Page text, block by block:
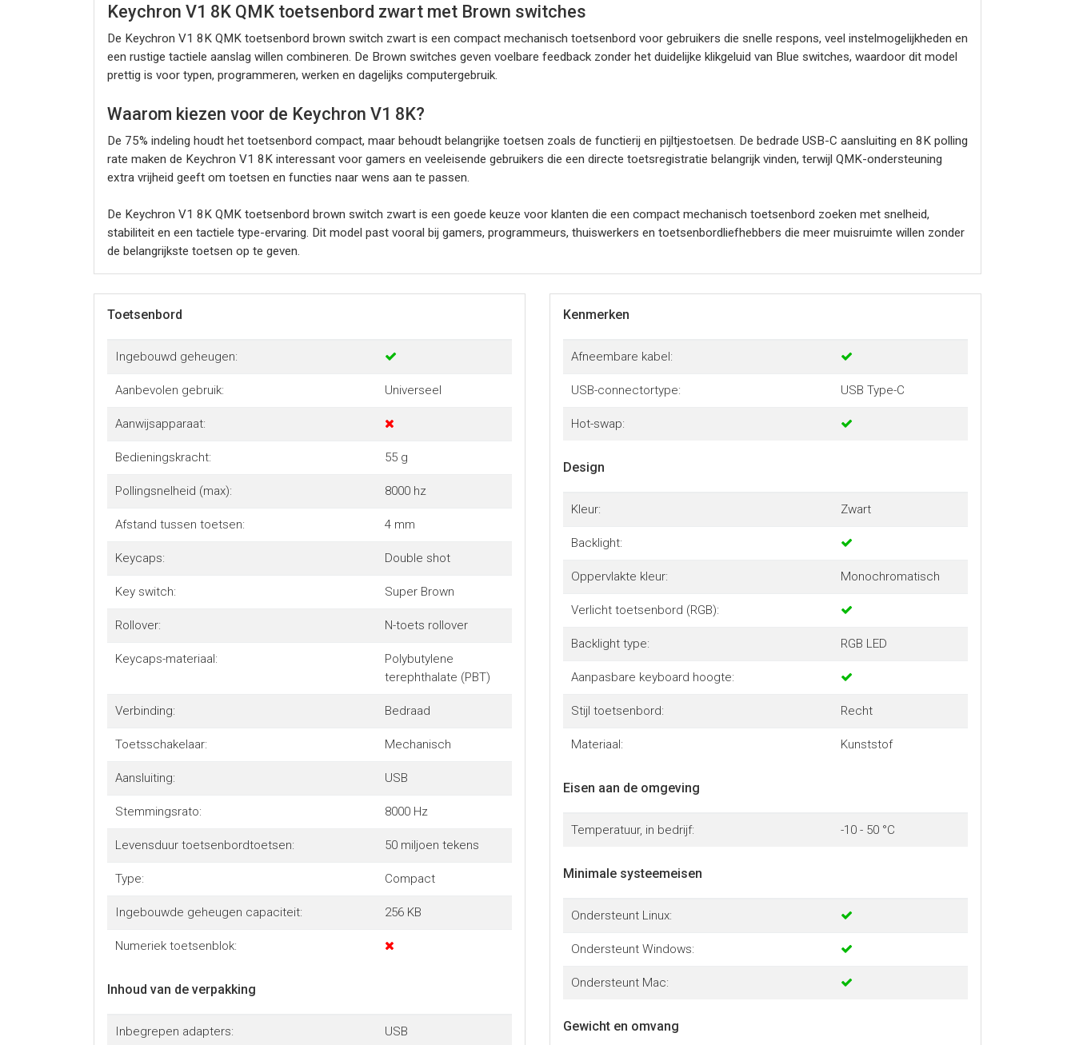
Keychron V1 8K QMK toetsenbord zwart met Brown switches
De Keychron V1 8K QMK toetsenbord brown switch zwart is een compact mechanisch toetsenbord voor gebruikers die snelle respons, veel instelmogelijkheden en
een rustige tactiele aanslag willen combineren. De Brown switches geven voelbare feedback zonder het duidelijke klikgeluid van Blue switches, waardoor dit model
prettig is voor typen, programmeren, werken en dagelijks computergebruik.
Waarom kiezen voor de Keychron V1 8K?
De 75% indeling houdt het toetsenbord compact, maar behoudt belangrijke toetsen zoals de functierij en pijltjestoetsen. De bedrade USB-C aansluiting en 8K polling
rate maken de Keychron V1 8K interessant voor gamers en veeleisende gebruikers die een directe toetsregistratie belangrijk vinden, terwijl QMK-ondersteuning
extra vrijheid geeft om toetsen en functies naar wens aan te passen.
De Keychron V1 8K QMK toetsenbord brown switch zwart is een goede keuze voor klanten die een compact mechanisch toetsenbord zoeken met snelheid,
stabiliteit en een tactiele type-ervaring. Dit model past vooral bij gamers, programmeurs, thuiswerkers en toetsenbordliefhebbers die meer muisruimte willen zonder
de belangrijkste toetsen op te geven.
Toetsenbord
Ingebouwd geheugen:
Aanbevolen gebruik: Universeel
Aanwijsapparaat:
Bedieningskracht: 55 g
Pollingsnelheid (max): 8000 hz
Afstand tussen toetsen: 4 mm
Keycaps: Double shot
Key switch: Super Brown
Rollover: N-toets rollover
Keycaps-materiaal:
Polybutylene
terephthalate (PBT)
Verbinding: Bedraad
Toetsschakelaar: Mechanisch
Aansluiting: USB
Stemmingsrato: 8000 Hz
Levensduur toetsenbordtoetsen: 50 miljoen tekens
Type: Compact
Ingebouwde geheugen capaciteit: 256 KB
Numeriek toetsenblok:
Inhoud van de verpakking
Inbegrepen adapters: USB
Kenmerken
Afneembare kabel:
USB-connectortype: USB Type-C
Hot-swap:
Design
Kleur: Zwart
Backlight:
Oppervlakte kleur: Monochromatisch
Verlicht toetsenbord (RGB):
Backlight type: RGB LED
Aanpasbare keyboard hoogte:
Stijl toetsenbord: Recht
Materiaal: Kunststof
Eisen aan de omgeving
Temperatuur, in bedrijf: -10 - 50 °C
Minimale systeemeisen
Ondersteunt Linux:
Ondersteunt Windows:
Ondersteunt Mac:
Gewicht en omvang